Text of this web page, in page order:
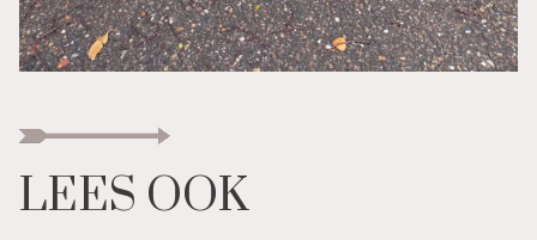
LEES OOK